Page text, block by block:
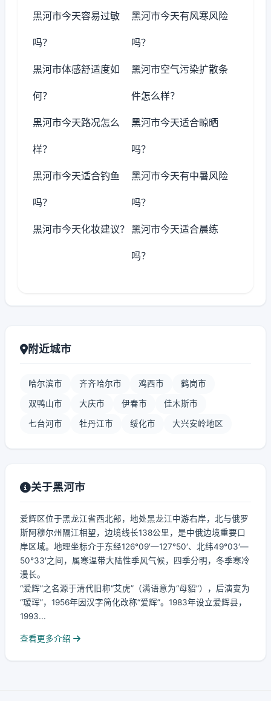
黑河市今天容易过敏
吗？
黑河市今天有风寒风险
吗？
黑河市体感舒适度如
何？
黑河市空气污染扩散条
件怎么样？
黑河市今天路况怎么
样？
黑河市今天适合晾晒
吗？
黑河市今天适合钓鱼
吗？
黑河市今天有中暑风险
吗？
黑河市今天化妆建议？ 黑河市今天适合晨练
吗？
附近城市
哈尔滨市 齐齐哈尔市 鸡西市 鹤岗市
双鸭山市 大庆市 伊春市 佳木斯市
七台河市 牡丹江市 绥化市 大兴安岭地区
关于黑河市
爱辉区位于黑龙江省西北部，地处黑龙江中游右岸，北与俄罗
斯阿穆尔州隔江相望，边境线长138公里，是中俄边境重要口
岸区域。地理坐标介于东经126°09′—127°50′、北纬49°03′—
50°33′之间，属寒温带大陆性季风气候，四季分明，冬季寒冷
漫长。
“爱辉”之名源于清代旧称“艾虎”（满语意为“母貂”），后演变为
“瑷珲”，1956年因汉字简化改称“爱辉”。1983年设立爱辉县，
1993...
查看更多介绍